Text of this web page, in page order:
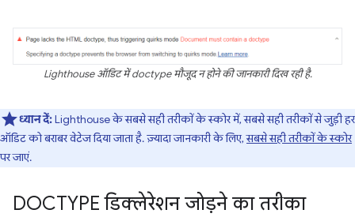
Lighthouse ऑडिट में doctype मौजूद न होने की जानकारी दिख रही है.
ध्यान दें:Lighthouse के सबसे सही तरीकों के स्कोर में, सबसे सही तरीकों से जुड़ी हर
ऑडिट को बराबर वेटेज दिया जाता है. ज़्यादा जानकारी के लिए,सबसे सही तरीकों के स्कोर
पर जाएं.
DOCTYPE डिक्लेरेशन जोड़ने का तरीका